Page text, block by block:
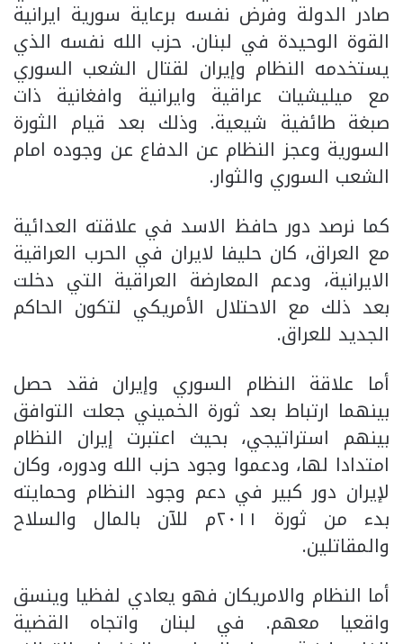
صادر الدولة وفرض نفسه برعاية سورية ايرانية
القوة الوحيدة في لبنان. حزب الله نفسه الذي
يستخدمه النظام وإيران لقتال الشعب السوري
مع ميليشيات عراقية وايرانية وافغانية ذات
صبغة طائفية شيعية. وذلك بعد قيام الثورة
السورية وعجز النظام عن الدفاع عن وجوده امام
الشعب السوري والثوار.
كما نرصد دور حافظ الاسد في علاقته العدائية
مع العراق، كان حليفا لايران في الحرب العراقية
الايرانية، ودعم المعارضة العراقية التي دخلت
بعد ذلك مع الاحتلال الأمريكي لتكون الحاكم
الجديد للعراق.
أما علاقة النظام السوري وإيران فقد حصل
بينهما ارتباط بعد ثورة الخميني جعلت التوافق
بينهم استراتيجي، بحيث اعتبرت إيران النظام
امتدادا لها، ودعموا وجود حزب الله ودوره، وكان
لإيران دور كبير في دعم وجود النظام وحمايته
بدء من ثورة ٢٠١١م للآن بالمال والسلاح
والمقاتلين.
أما النظام والامريكان فهو يعادي لفظيا وينسق
واقعيا معهم. في لبنان واتجاه القضية